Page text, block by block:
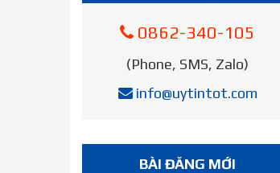
0862-340-105
(Phone, SMS, Zalo)
info@uytintot.com
BÀI ĐĂNG MỚI